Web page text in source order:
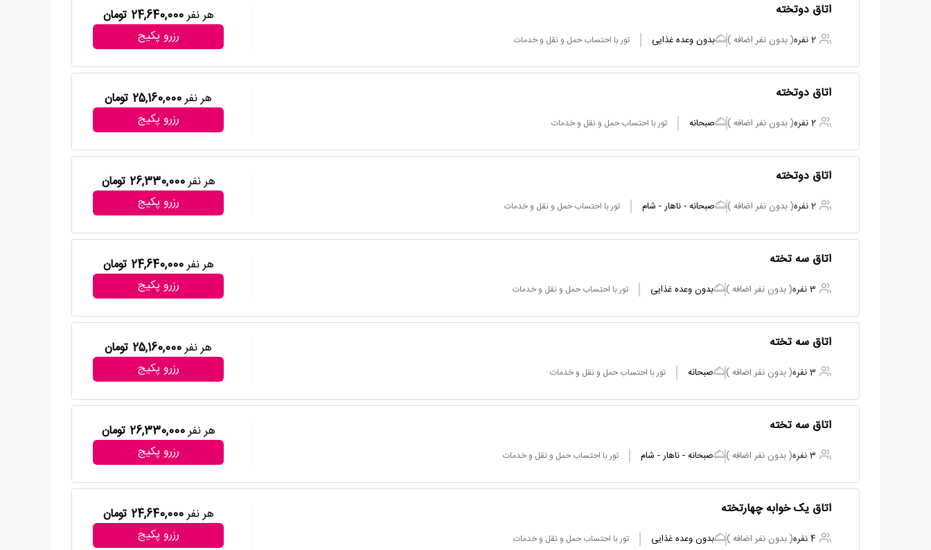
اتاق دوتخته
2 نفره ( بدون نفر اضافه ) بدون وعده غذایی تور با احتساب حمل و نقل و خدمات
هر نفر24,640,000 تومان
رزرو پکیج
اتاق دوتخته
2 نفره ( بدون نفر اضافه ) صبحانه تور با احتساب حمل و نقل و خدمات
هر نفر25,160,000 تومان
رزرو پکیج
اتاق دوتخته
2 نفره ( بدون نفر اضافه ) صبحانه - ناهار - شام تور با احتساب حمل و نقل و خدمات
هر نفر26,330,000 تومان
رزرو پکیج
اتاق سه تخته
3 نفره ( بدون نفر اضافه ) بدون وعده غذایی تور با احتساب حمل و نقل و خدمات
هر نفر24,640,000 تومان
رزرو پکیج
اتاق سه تخته
3 نفره ( بدون نفر اضافه ) صبحانه تور با احتساب حمل و نقل و خدمات
هر نفر25,160,000 تومان
رزرو پکیج
اتاق سه تخته
3 نفره ( بدون نفر اضافه ) صبحانه - ناهار - شام تور با احتساب حمل و نقل و خدمات
هر نفر26,330,000 تومان
رزرو پکیج
اتاق یک خوابه چهارتخته
4 نفره ( بدون نفر اضافه ) بدون وعده غذایی تور با احتساب حمل و نقل و خدمات
هر نفر24,640,000 تومان
رزرو پکیج